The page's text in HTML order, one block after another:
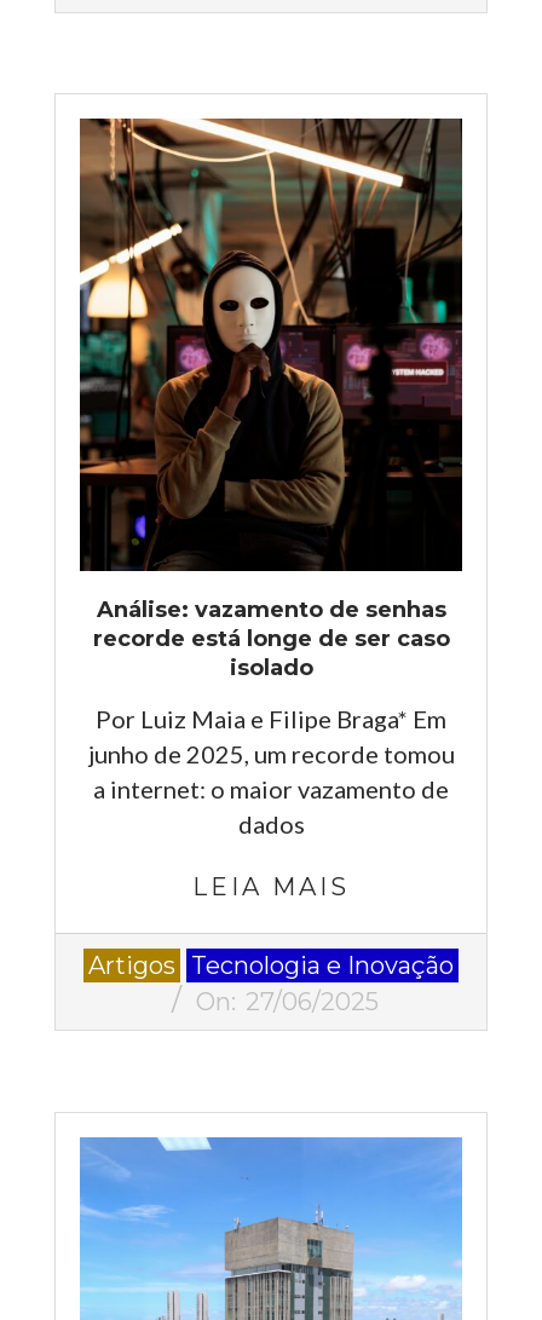
Análise: vazamento de senhas
recorde está longe de ser caso
isolado
Por Luiz Maia e Filipe Braga* Em
junho de 2025, um recorde tomou
a internet: o maior vazamento de
dados
LEIA MAIS
2025-
06-
Artigos
Tecnologia e Inovação
On: 27/06/2025